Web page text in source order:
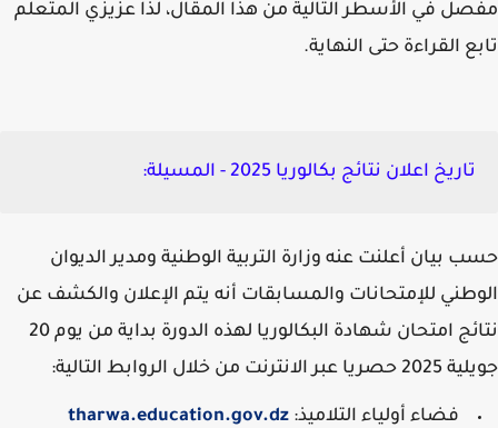
في الأسطر التالية من هذا المقال، لذا عزيزي المتعلم
القراءة حتى النهاية.
تاريخ اعلان نتائج بكالوريا 2025 - المسيلة:
بيان أعلنت عنه وزارة التربية الوطنية ومدير الديوان
للإمتحانات والمسابقات أنه يتم الإعلان والكشف عن
نتائج امتحان شهادة البكالوريا لهذه الدورة بداية من يوم 20
من خلال الروابط التالية:
فضاء أولياء التلاميذ:tharwa.education.gov.dz